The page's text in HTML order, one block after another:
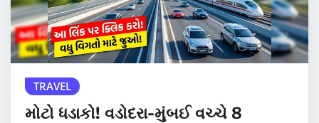
TRAVEL
મોટો ધડાકો! વડોદરા-મુંબઈ વચ્ચે 8